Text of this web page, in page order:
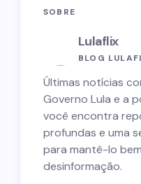
SOBRE
Lulaflix
BLOG
Últimas notícias
Governo Lula e a
você encontra
profundas e uma
para mantê-lo
desinformação.